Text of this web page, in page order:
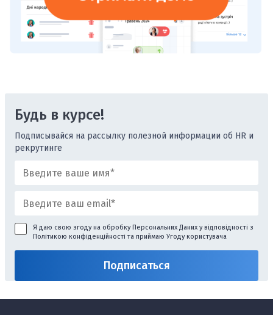
Будь в курсе!
Подписывайся на рассылку полезной информации об HR и
рекрутинге
Я даю свою згоду на обробку Персональних Даних у відповідності з
Політикою конфіденційності та приймаю Угоду користувача